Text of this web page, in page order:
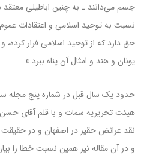
جسم می‌دانند ـ به چنین اباطیلی
نسبت به توحید اسلامی و اعتقادات
حق دارد که از توحید اسلامی فرار
یونان و هند و امثال آن پناه ببرد.»
حدود یک سال قبل در شماره پنج مجله
هیئت تحریریه سمات و با قلم آقای
نقد عرائض حقیر در اصفهان و در حقیقت
و در آن مقاله نیز همین نسبت خطا را